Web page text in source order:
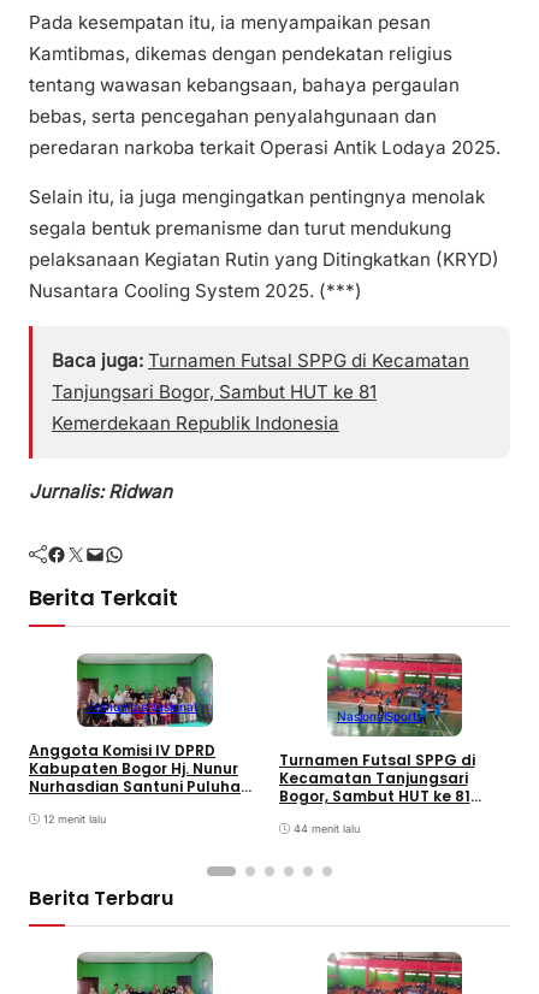
Pada kesempatan itu, ia menyampaikan pesan
Kamtibmas, dikemas dengan pendekatan religius
tentang wawasan kebangsaan, bahaya pergaulan
bebas, serta pencegahan penyalahgunaan dan
peredaran narkoba terkait Operasi Antik Lodaya 2025.
Selain itu, ia juga mengingatkan pentingnya menolak
segala bentuk premanisme dan turut mendukung
pelaksanaan Kegiatan Rutin yang Ditingkatkan (KRYD)
Nusantara Cooling System 2025. (***)
Baca juga: Turnamen Futsal SPPG di Kecamatan
Tanjungsari Bogor, Sambut HUT ke 81
Kemerdekaan Republik Indonesia
Jurnalis: Ridwan
Facebook Twitter Mail WhatsApp
Berita Terkait
KomunitasNasional
Anggota Komisi IV DPRD
Kabupaten Bogor Hj. Nunur
Nurhasdian Santuni Puluhan
12 menit lalu
NasionalSports
Turnamen Futsal SPPG di
Kecamatan Tanjungsari
Bogor, Sambut HUT ke 81
Indonesia
44 menit lalu
Berita Terbaru